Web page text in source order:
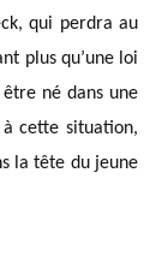
qui perdra au
plus qu’une loi
né dans une
cette situation,
la tête du jeune